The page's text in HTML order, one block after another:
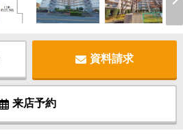
資料請求
来店予約